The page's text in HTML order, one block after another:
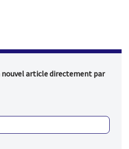
nouvel article directement par